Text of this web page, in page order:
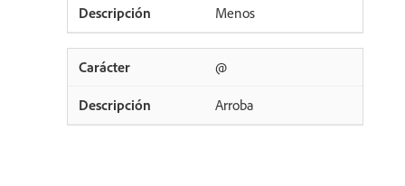
Menos
@
Arroba